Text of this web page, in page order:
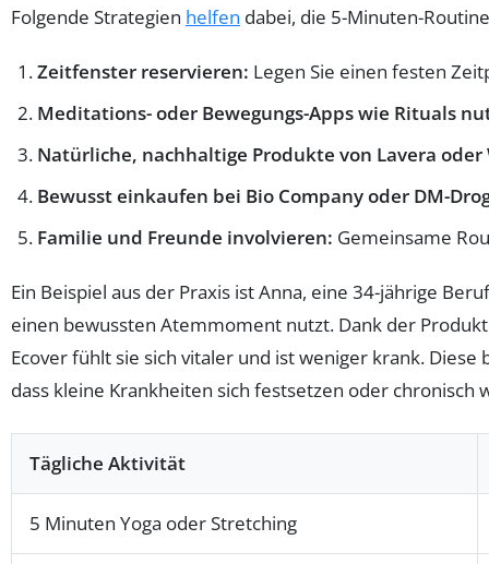
Folgende Strategien helfen dabei, die 5-Minuten-
Zeitfenster reservieren: Legen Sie einen festen
Meditations- oder Bewegungs-Apps wie Rituals
Natürliche, nachhaltige Produkte von Lavera
Bewusst einkaufen bei Bio Company oder DM-
Familie und Freunde involvieren: Gemeinsame
Ein Beispiel aus der Praxis ist Anna, eine 34-jährige
einen bewussten Atemmoment nutzt. Dank der
Ecover fühlt sie sich vitaler und ist weniger krank.
dass kleine Krankheiten sich festsetzen oder chronisch
Tägliche Aktivität
5 Minuten Yoga oder Stretching